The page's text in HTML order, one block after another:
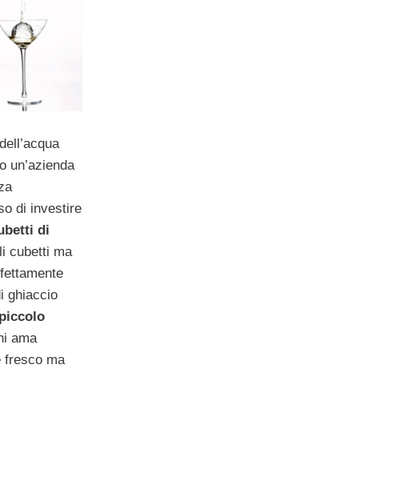
un’azienda
di investire
di
cubetti ma
ghiaccio
piccolo
ama
fresco ma